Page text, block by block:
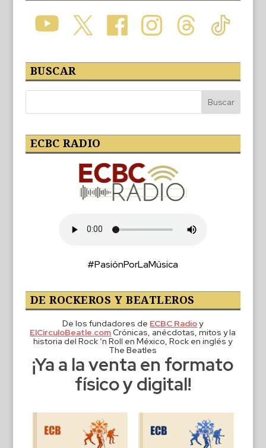
BUSCAR
ECBC RADIO
#PasiónPorLaMúsica
DE ROCKEROS Y BEATLEROS
De los fundadores de ECBC Radioy
ElCirculoBeatle.comCrónicas, anécdotas, mitos y la
historia del Rock ‘n Roll en México, Rock en inglés y
The Beatles
¡Ya a la venta en formato
físico y digital!